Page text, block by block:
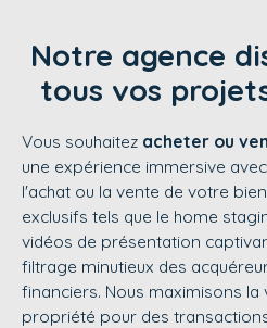
Notre agence
tous vos
Vous souhaitez acheter ou
une expérience immersive avec
l'achat ou la vente de votre
exclusifs tels que le home
vidéos de présentation
filtrage minutieux des
financiers. Nous maximisons la
propriété pour des